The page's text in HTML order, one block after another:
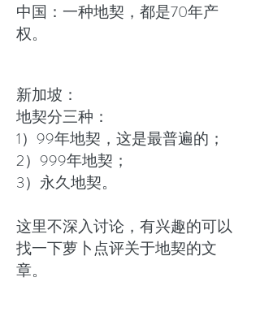
中国：一种地契，都是70年产
权。
新加坡：
地契分三种：
1）99年地契，这是最普遍的；
2）999年地契；
3）永久地契。
这里不深入讨论，有兴趣的可以
找一下萝卜点评关于地契的文
章。